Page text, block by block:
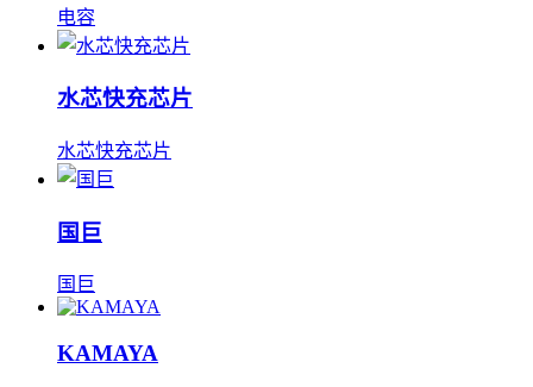
电容
水芯快充芯片
水芯快充芯片
国巨
国巨
KAMAYA